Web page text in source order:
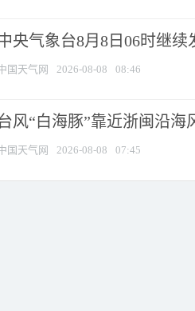
央气象台8月8日06时继
国天气网 2026-08-08 08:46
风“白海豚”靠近浙闽沿
国天气网 2026-08-08 07:45